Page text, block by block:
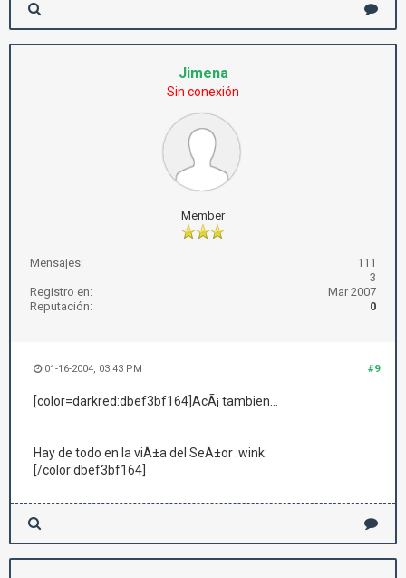
Jimena
Sin conexión
Member
Mensajes:
111
3
Registro en:
Mar 2007
Reputación:
0
#9
01-16-2004, 03:43 PM
[color=darkred:dbef3bf164]AcÃ¡ tambien...
Hay de todo en la viÃ±a del SeÃ±or :wink:
[/color:dbef3bf164]